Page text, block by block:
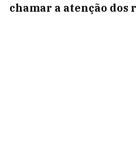
chamar a atenção dos